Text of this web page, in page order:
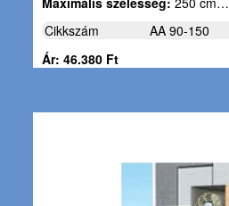
Cikkszám
AA 90-150
Ár: 46.380 Ft